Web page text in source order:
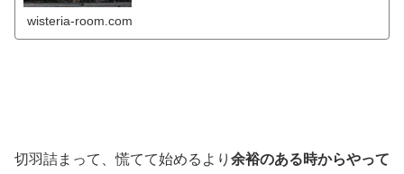
wisteria-room.com
切羽詰まって、慌てて始めるより 余裕のある時からやって